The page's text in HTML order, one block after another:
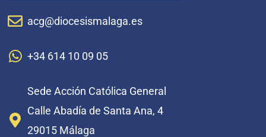
acg@diocesismalaga.es
+34 614 10 09 05
Sede Acción Católica General
Calle Abadía de Santa Ana, 4
29015 Málaga